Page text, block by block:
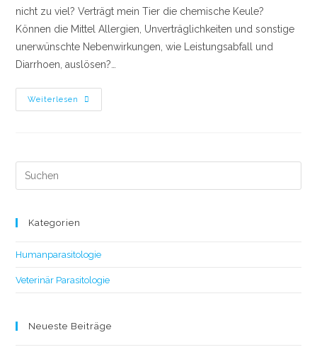
nicht zu viel? Verträgt mein Tier die chemische Keule?
Können die Mittel Allergien, Unverträglichkeiten und sonstige
unerwünschte Nebenwirkungen, wie Leistungsabfall und
Diarrhoen, auslösen?…
Weiterlesen
Kategorien
Humanparasitologie
Veterinär Parasitologie
Neueste Beiträge